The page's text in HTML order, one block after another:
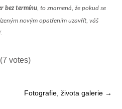
bez termínu, to znamená, že pokud se
novým opatřením uzavřít, váš
votes)
Fotografie, života galerie →